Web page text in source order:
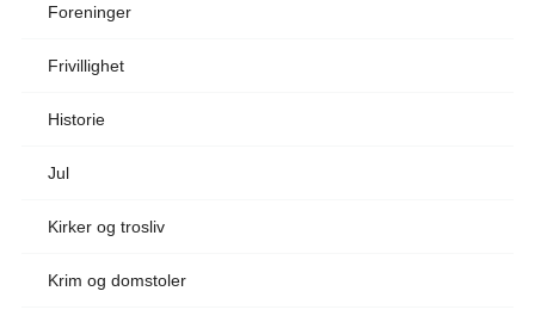
Foreninger
Frivillighet
Historie
Jul
Kirker og trosliv
Krim og domstoler